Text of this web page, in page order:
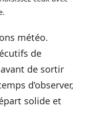
météo.
de
de sortir
d’observer,
solide et